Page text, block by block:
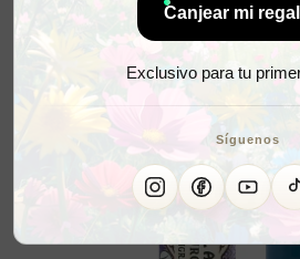
Canjear mi
Exclusivo para tu
Síguenos